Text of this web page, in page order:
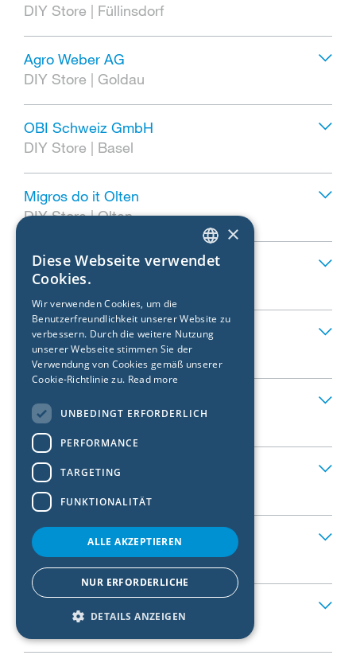
DIY Store | Füllinsdorf
Agro Weber AG
DIY Store | Goldau
OBI Schweiz GmbH
DIY Store | Basel
Migros do it Olten
DIY Store|Olten
Migros do it Ebikon
DIY Store|
OBI Schweiz GmbH
DIY Store|Oftringen
Bauhaus Oftringen
DIY Store|Oftringen
Migros do it Reinach
DIY Store
Emmenbrücke Jumbo Maximo
DIY Store|Emmenbrücke
Migros do it Sursee
DIY Store
ENGLISH
FRENCH
CZECH
NORWEGIAN
×
Diese Webseite verwendet
Cookies.
Wir verwenden Cookies, um die
Benutzerfreundlichkeit unserer Website zu
verbessern. Durch die weitere Nutzung
unserer Webseite stimmen Sie der
Verwendung von Cookies gemäß unserer
Cookie-Richtlinie zu. Read more
UNBEDINGT ERFORDERLICH
PERFORMANCE
TARGETING
FUNKTIONALITÄT
ALLE AKZEPTIEREN
NUR ERFORDERLICHE
DETAILS ANZEIGEN